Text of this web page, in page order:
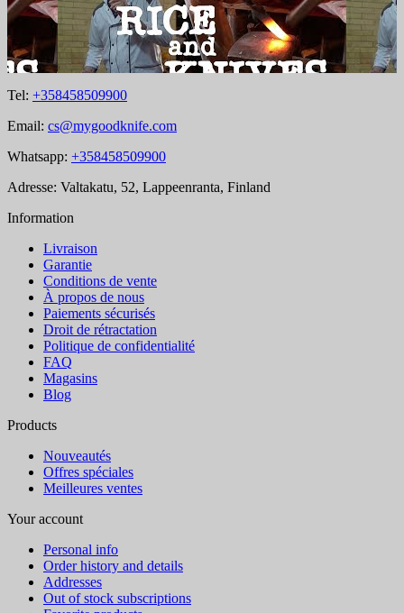
Tel: +358458509900
Email: cs@mygoodknife.com
Whatsapp: +358458509900
Adresse: Valtakatu, 52, Lappeenranta, Finland
Information
Livraison
Garantie
Conditions de vente
À propos de nous
Paiements sécurisés
Droit de rétractation
Politique de confidentialité
FAQ
Magasins
Blog
Products
Nouveautés
Offres spéciales
Meilleures ventes
Your account
Personal info
Order history and details
Addresses
Out of stock subscriptions